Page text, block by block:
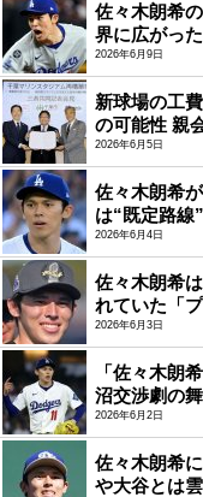
佐々木朗希
界に広がっ
2026年6月9日
新球場の工
の可能性 親
2026年6月5日
佐々木朗希
は“既定路線
2026年6月4日
佐々木朗希
れていた「
2026年6月3日
「佐々木朗
沼交渉劇の
2026年6月2日
佐々木朗希
や大谷とは